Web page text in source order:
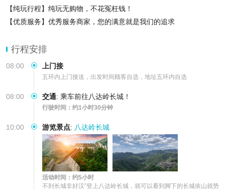
【纯玩行程】纯玩无购物，不花冤枉钱！
【优质服务】优秀服务商家，您的满意就是我们的追求
行程安排
08:00 上门接
五环内上门接送，出发时间顾客自选，地址五环内自选
08:00 交通: 乘车前往八达岭长城！
行驶时间：约1小时30分钟
10:00 游览景点: 八达岭长城
活动时间：约5小时
不到长城非好汉”登上八达岭长城，就可以看到脚下的长城依山就势